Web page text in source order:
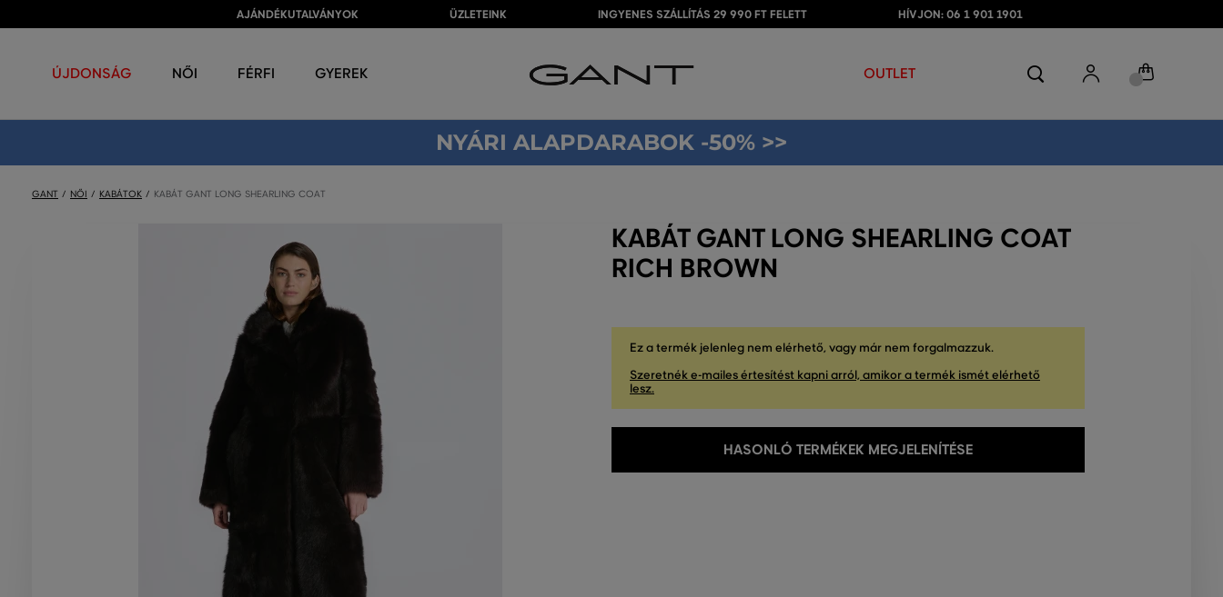
AJÁNDÉKUTALVÁNYOK ÜZLETEINK INGYENES SZÁLLÍTÁS 29 990 FT FELETT HÍVJON: 06 1 901 1901
ÚJDONSÁG NŐI FÉRFI GYEREK OUTLET
NYÁRI ALAPDARABOK -50% >>
GANT NŐI KABÁTOK KABÁT GANT LONG SHEARLING COAT
KABÁT GANT LONG SHEARLING COAT
RICH BROWN
Ez a termék jelenleg nem elérhető, vagy már nem forgalmazzuk.
Szeretnék e-mailes értesítést kapni arról, amikor a termék ismét elérhető
lesz.
HASONLÓ TERMÉKEK MEGJELENÍTÉSE